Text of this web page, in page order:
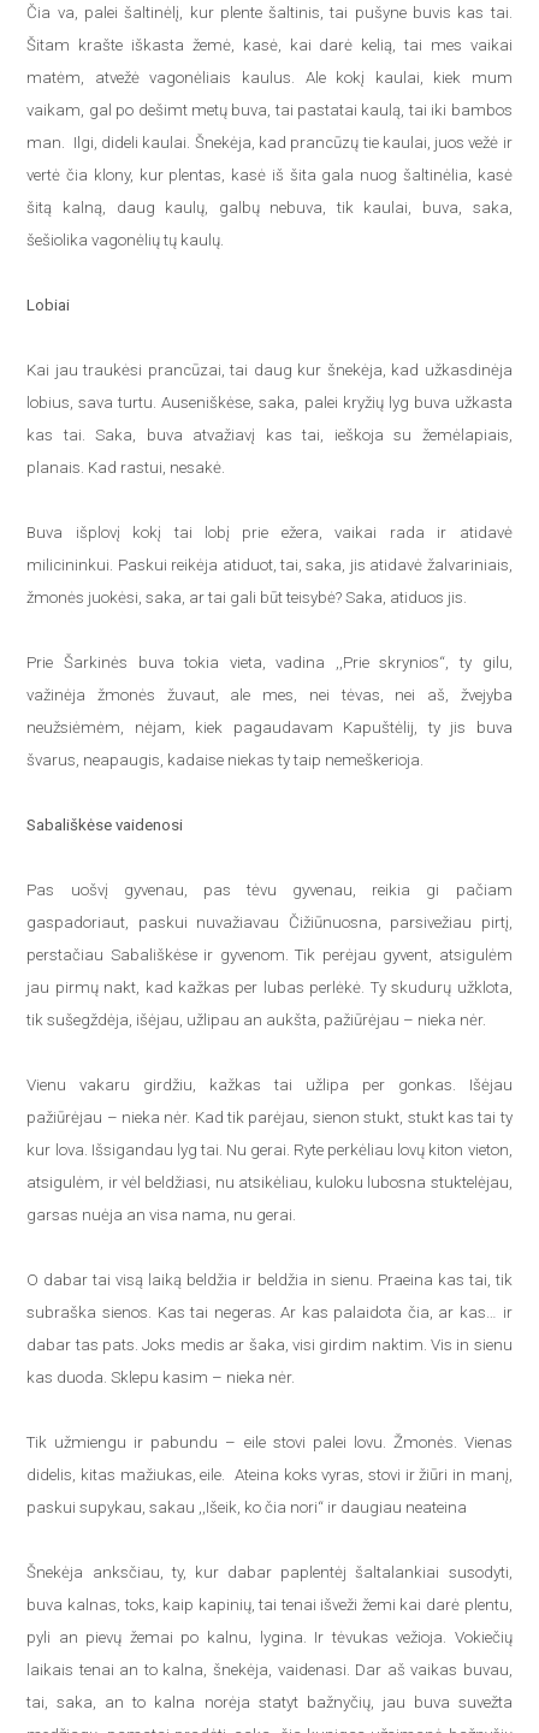
Čia va, palei šaltinėlį, kur plente šaltinis, tai pušyne buvis kas tai.
Šitam krašte iškasta žemė, kasė, kai darė kelią, tai mes vaikai
matėm, atvežė vagonėliais kaulus. Ale kokį kaulai, kiek mum
vaikam, gal po dešimt metų buva, tai pastatai kaulą, tai iki bambos
man. Ilgi, dideli kaulai. Šnekėja, kad prancūzų tie kaulai, juos vežė ir
vertė čia klony, kur plentas, kasė iš šita gala nuog šaltinėlia, kasė
šitą kalną, daug kaulų, galbų nebuva, tik kaulai, buva, saka,
šešiolika vagonėlių tų kaulų.
Lobiai
Kai jau traukėsi prancūzai, tai daug kur šnekėja, kad užkasdinėja
lobius, sava turtu. Auseniškėse, saka, palei kryžių lyg buva užkasta
kas tai. Saka, buva atvažiavį kas tai, ieškoja su žemėlapiais,
planais. Kad rastui, nesakė.
Buva išplovį kokį tai lobį prie ežera, vaikai rada ir atidavė
milicininkui. Paskui reikėja atiduot, tai, saka, jis atidavė žalvariniais,
žmonės juokėsi, saka, ar tai gali būt teisybė? Saka, atiduos jis.
Prie Šarkinės buva tokia vieta, vadina ,,Prie skrynios“, ty gilu,
važinėja žmonės žuvaut, ale mes, nei tėvas, nei aš, žvejyba
neužsiėmėm, nėjam, kiek pagaudavam Kapuštėlij, ty jis buva
švarus, neapaugis, kadaise niekas ty taip nemeškerioja.
Sabališkėse vaidenosi
Pas uošvį gyvenau, pas tėvu gyvenau, reikia gi pačiam
gaspadoriaut, paskui nuvažiavau Čižiūnuosna, parsivežiau pirtį,
perstačiau Sabališkėse ir gyvenom. Tik perėjau gyvent, atsigulėm
jau pirmų nakt, kad kažkas per lubas perlėkė. Ty skudurų užklota,
tik sušegždėja, išėjau, užlipau an aukšta, pažiūrėjau – nieka nėr.
Vienu vakaru girdžiu, kažkas tai užlipa per gonkas. Išėjau
pažiūrėjau – nieka nėr. Kad tik parėjau, sienon stukt, stukt kas tai ty
kur lova. Išsigandau lyg tai. Nu gerai. Ryte perkėliau lovų kiton vieton,
atsigulėm, ir vėl beldžiasi, nu atsikėliau, kuloku lubosna stuktelėjau,
garsas nuėja an visa nama, nu gerai.
O dabar tai visą laiką beldžia ir beldžia in sienu. Praeina kas tai, tik
subraška sienos. Kas tai negeras. Ar kas palaidota čia, ar kas… ir
dabar tas pats. Joks medis ar šaka, visi girdim naktim. Vis in sienu
kas duoda. Sklepu kasim – nieka nėr.
Tik užmiengu ir pabundu – eile stovi palei lovu. Žmonės. Vienas
didelis, kitas mažiukas, eile. Ateina koks vyras, stovi ir žiūri in manį,
paskui supykau, sakau ,,Išeik, ko čia nori“ ir daugiau neateina
Šnekėja anksčiau, ty, kur dabar paplentėj šaltalankiai susodyti,
buva kalnas, toks, kaip kapinių, tai tenai išveži žemi kai darė plentu,
pyli an pievų žemai po kalnu, lygina. Ir tėvukas vežioja. Vokiečių
laikais tenai an to kalna, šnekėja, vaidenasi. Dar aš vaikas buvau,
tai, saka, an to kalna norėja statyt bažnyčių, jau buva suvežta